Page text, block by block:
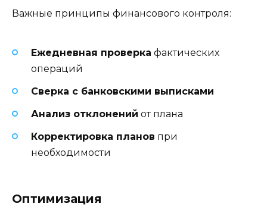
Важные принципы финансового контроля:
Ежедневная проверка фактических
операций
Сверка с банковскими выписками
Анализ отклонений от плана
Корректировка планов при
необходимости
Оптимизация